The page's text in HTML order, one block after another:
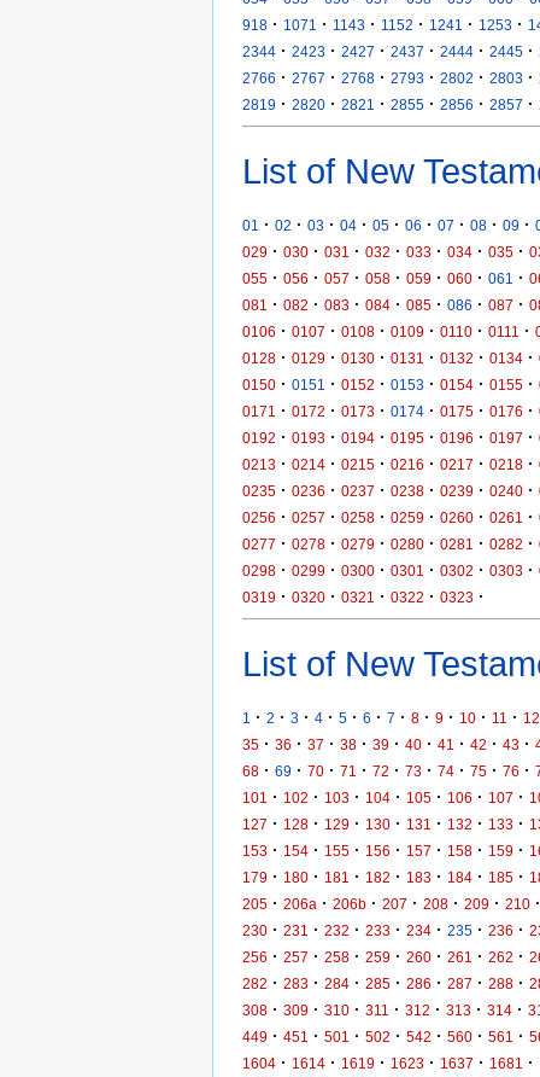
918 · 1071 · 1143 · 1152 · 1241 · 1253 ·
2344 · 2423 · 2427 · 2437 · 2444 · 2445 ·
2766 · 2767 · 2768 · 2793 · 2802 · 2803 ·
2819 · 2820 · 2821 · 2855 · 2856 · 2857 ·
List of New
01 · 02 · 03 · 04 · 05 · 06 · 07 · 08 · 09 ·
029 · 030 · 031 · 032 · 033 · 034 · 035 ·
055 · 056 · 057 · 058 · 059 · 060 · 061 ·
081
· 082 · 083 · 084 · 085 · 086 · 087 ·
0106 · 0107 · 0108 · 0109 · 0110 · 0111 ·
0128 · 0129 · 0130 · 0131 · 0132 · 0134 ·
0150 · 0151 · 0152 · 0153 · 0154 · 0155 ·
0171
· 0172 · 0173 · 0174 · 0175 · 0176 ·
0192 · 0193 · 0194 · 0195 · 0196 · 0197 ·
0213 · 0214 · 0215 · 0216 · 0217 · 0218 ·
0235 · 0236 · 0237 · 0238 · 0239 · 0240 ·
0256 · 0257 · 0258 · 0259 · 0260 · 0261 ·
0277 · 0278 · 0279 · 0280 · 0281 · 0282 ·
0298 · 0299 · 0300 · 0301 · 0302 · 0303 ·
0319 · 0320 · 0321 · 0322 · 0323 ·
List of New
1 · 2 · 3 · 4 · 5 · 6 · 7 · 8 · 9 · 10 · 11 · 12
35 · 36 · 37 · 38 · 39 · 40 · 41 · 42 · 43 ·
68 · 69 · 70 · 71 · 72 · 73 · 74 · 75 · 76 ·
101
· 102 · 103 · 104 · 105 · 106 · 107 ·
127 · 128 · 129 · 130 · 131 · 132 · 133 ·
153 · 154 · 155 · 156 · 157 · 158 · 159 ·
179 · 180 · 181 · 182 · 183 · 184 · 185 ·
205 · 206a · 206b · 207 · 208 · 209 · 210 ·
230 · 231 · 232 · 233 · 234 · 235 · 236 ·
256 · 257 · 258 · 259 · 260 · 261 · 262 ·
282 · 283 · 284 · 285 · 286 · 287 · 288 ·
308 · 309 · 310 · 311 · 312 · 313 · 314 ·
449 · 451 · 501 · 502 · 542 · 560 · 561 ·
1604 · 1614 · 1619 · 1623 · 1637 · 1681 ·